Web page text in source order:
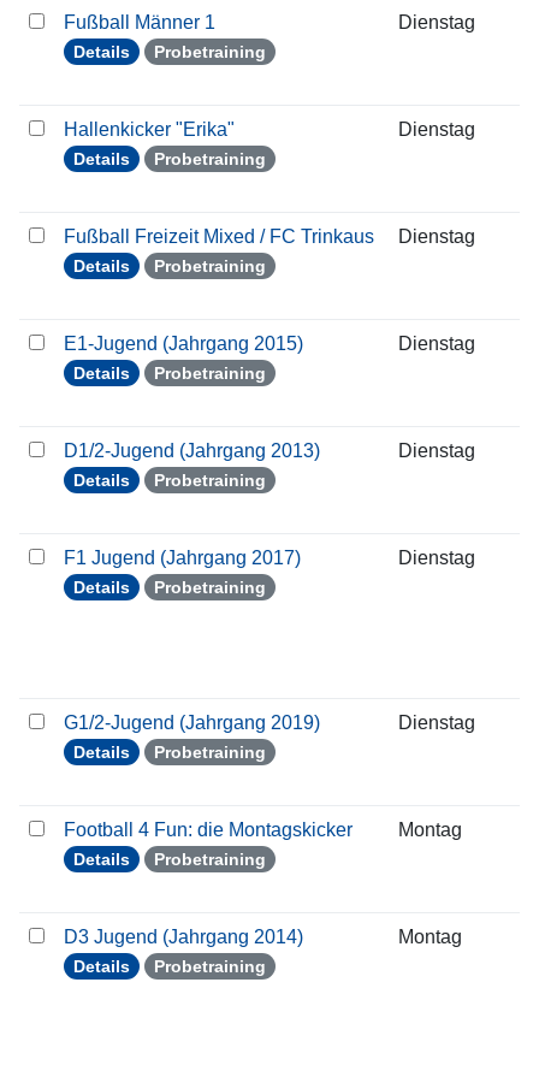
Fußball Männer 1
Details Probetraining
Dienstag
Hallenkicker "Erika"
Details Probetraining
Dienstag
Fußball Freizeit Mixed / FC Trinkaus
Details Probetraining
Dienstag
E1-Jugend (Jahrgang 2015)
Details Probetraining
Dienstag
D1/2-Jugend (Jahrgang 2013)
Details Probetraining
Dienstag
F1 Jugend (Jahrgang 2017)
Details Probetraining
Dienstag
G1/2-Jugend (Jahrgang 2019)
Details Probetraining
Dienstag
Football 4 Fun: die Montagskicker
Details Probetraining
Montag
D3 Jugend (Jahrgang 2014)
Details Probetraining
Montag